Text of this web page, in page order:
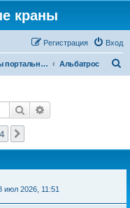
краны
Вход
Регистрация
Краны портальные Альбатрос
Поиск
4
июл 2026, 11:51